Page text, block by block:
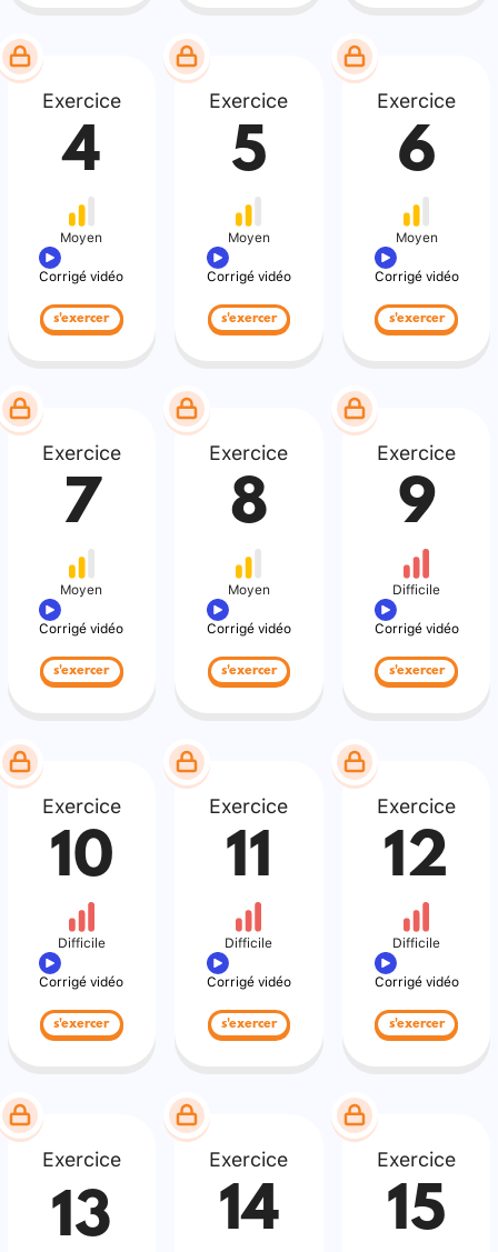
Exercice
4
Moyen
Corrigé vidéo
s'exercer
Exercice
5
Moyen
Corrigé vidéo
s'exercer
Exercice
6
Moyen
Corrigé vidéo
s'exercer
Exercice
7
Moyen
Corrigé vidéo
s'exercer
Exercice
8
Moyen
Corrigé vidéo
s'exercer
Exercice
9
Difficile
Corrigé vidéo
s'exercer
Exercice
10
Difficile
Corrigé vidéo
s'exercer
Exercice
11
Difficile
Corrigé vidéo
s'exercer
Exercice
12
Difficile
Corrigé vidéo
s'exercer
Exercice
13
Exercice
14
Exercice
15